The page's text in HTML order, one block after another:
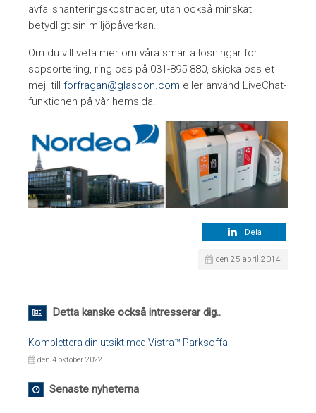
avfallshanteringskostnader, utan också minskat
betydligt sin miljöpåverkan.
Om du vill veta mer om våra smarta lösningar för
sopsortering, ring oss på 031-895 880, skicka oss et
mejl till forfragan@glasdon.com eller använd LiveChat-
funktionen på vår hemsida.
Dela
den 25 april 2014
Detta kanske också intresserar dig..
Komplettera din utsikt med Vistra™ Parksoffa
den 4 oktober 2022
Senaste nyheterna